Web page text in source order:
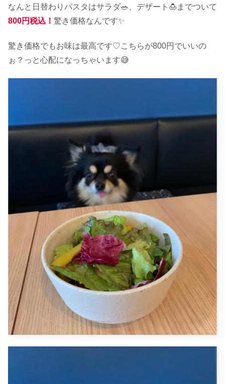
なんと日替わりパスタはサラダ🥗、デザート🍮までついて
800円税込！ 驚き価格なんです✨
驚き価格でもお味は最高です♡こちらが800円でいいの
ぉ？っと心配になっちゃいます😅